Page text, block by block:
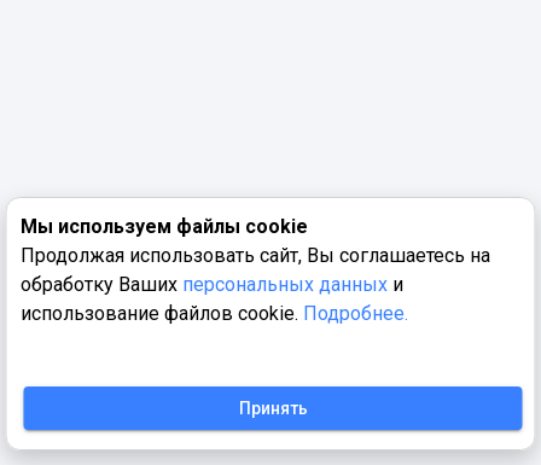
Мы используем файлы cookie
Продолжая использовать сайт, Вы соглашаетесь на
обработку Ваших персональных данных и
использование файлов cookie. Подробнее.
Принять